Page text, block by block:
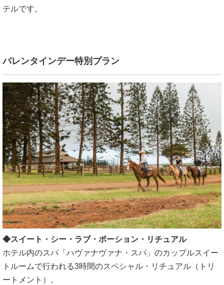
テルです。
バレンタインデー特別プラン
◆スイート・シー・ラブ・ポーション・リチュアル
ホテル内のスパ「ハヴァナヴァナ・スパ」のカップルスイー
トルームで行われる3時間のスペシャル・リチュアル（トリ
ートメント）。